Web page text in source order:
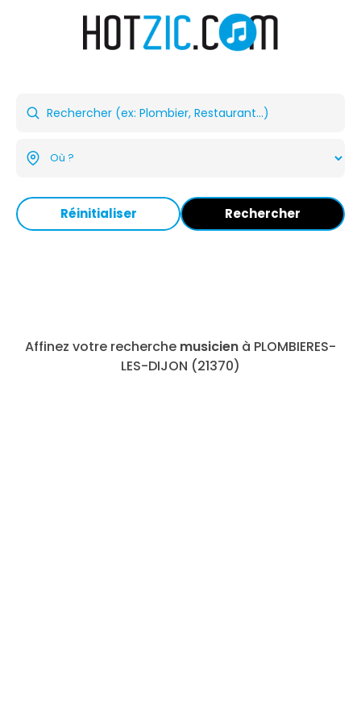
Réinitialiser Rechercher
Affinez votre recherche musicien à PLOMBIERES-
LES-DIJON (21370)